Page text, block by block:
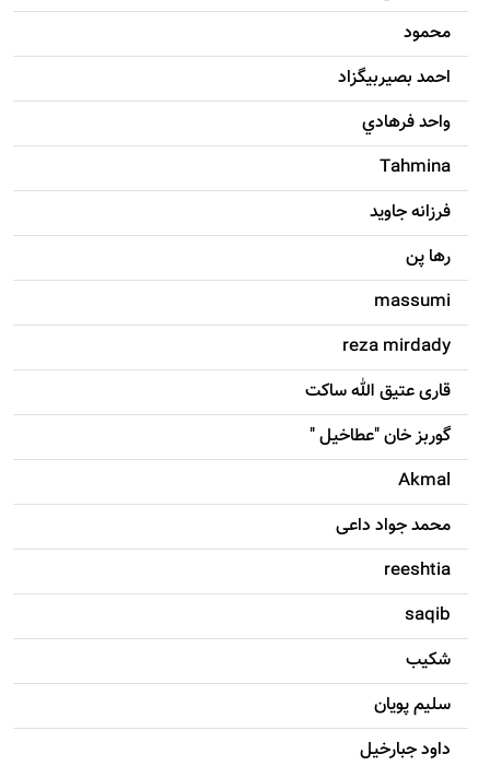
محمود
احمد بصيربيگزاد
واحد فرهادي
Tahmina
فرزانه جاويد
رها پن
massumi
reza mirdady
قاری عتیق الله ساکت
گوربز خان "عطاخیل "
Akmal
محمد جواد داعی
reeshtia
saqib
شکيب
سليم پویان
داود جبارخیل